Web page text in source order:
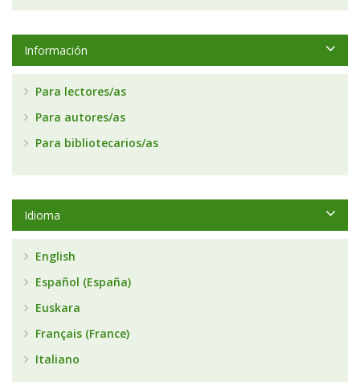
Información
Para lectores/as
Para autores/as
Para bibliotecarios/as
Idioma
English
Español (España)
Euskara
Français (France)
Italiano